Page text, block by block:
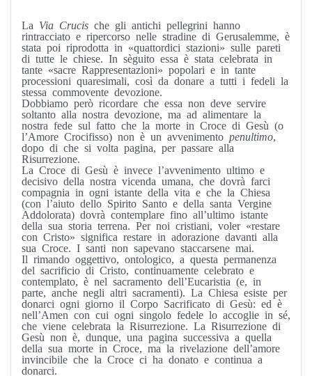
La Via Crucische gli antichi pellegrini hanno
rintracciato e ripercorso nelle stradine di Gerusalemme, è
stata poi riprodotta in «quattordici stazioni» sulle pareti
di tutte le chiese. In sèguito essa è stata celebrata in
tante «sacre Rappresentazioni» popolari e in tante
processioni quaresimali, così da donare a tutti i fedeli la
stessa commovente devozione.
Dobbiamo però ricordare che essa non deve servire
soltanto alla nostra devozione, ma ad alimentare la
nostra fede sul fatto che la morte in Croce di Gesù (o
l’Amore Crocifisso) non è un avvenimento penultimo,
dopo di che si volta pagina, per passare alla
Risurrezione.
La Croce di Gesù è invece l’avvenimento ultimo e
decisivo della nostra vicenda umana, che dovrà farci
compagnia in ogni istante della vita e che la Chiesa
(con l’aiuto dello Spirito Santo e della santa Vergine
Addolorata) dovrà contemplare fino all’ultimo istante
della sua storia terrena. Per noi cristiani, voler «restare
con Cristo» significa restare in adorazione davanti alla
sua Croce. I santi non sapevano staccarsene mai.
Il rimando oggettivo, ontologico, a questa permanenza
del sacrificio di Cristo, continuamente celebrato e
contemplato, è nel sacramento dell’Eucaristia (e, in
parte, anche negli altri sacramenti). La Chiesa esiste per
donarci ogni giorno il Corpo Sacrificato di Gesù: ed è
nell’Amen con cui ogni singolo fedele lo accoglie in sé,
che viene celebrata la Risurrezione. La Risurrezione di
Gesù non è, dunque, una pagina successiva a quella
della sua morte in Croce, ma la rivelazione dell’amore
invincibile che la Croce ci ha donato e continua a
donarci.